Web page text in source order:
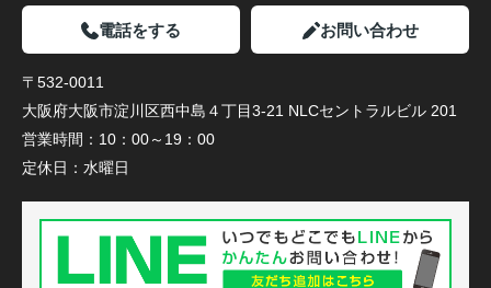
電話をする お問い合わせ
〒532-0011
大阪府大阪市淀川区西中島４丁目3-21 NLCセントラルビル 201
営業時間： 10：00～19：00
定休日： 水曜日